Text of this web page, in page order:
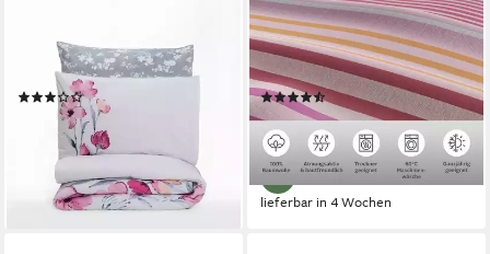
Kissenbezug Größen:
135x200, 155x220, 200x200
cm
(4)
ab 9,99 € 24,00 €
lieferbar - in 6-7 Werktagen bei dir
teilig, in Gr. 135x200 oder
155x220 cm, 100%
Baumwolle, Streifen
(14)
ab 15,99 € UVP40,99 €
-61%
lieferbar in 4 Wochen